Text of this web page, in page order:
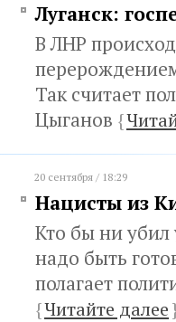
Луганск:
В ЛНР
Так считает
Цыганов {
20 сентября / 18:29
Нацисты из
Кто бы ни убил
надо быть
полагает
{Читайте далее